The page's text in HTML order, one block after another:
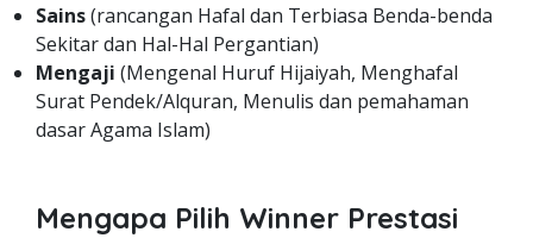
Sains(rancangan Hafal dan Terbiasa Benda-benda
Sekitar dan Hal-Hal Pergantian)
Mengaji (Mengenal Huruf Hijaiyah, Menghafal
Surat Pendek/Alquran, Menulis dan pemahaman
dasar Agama Islam)
Mengapa Pilih Winner Prestasi